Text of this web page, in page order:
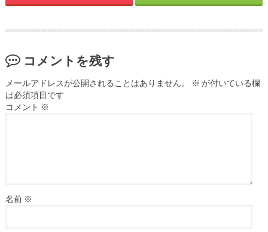
コメントを残す
メールアドレスが公開されることはありません。 ※ が付いている欄
は必須項目です
コメント ※
名前 ※